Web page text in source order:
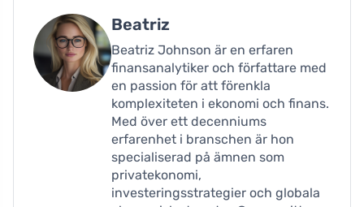
Beatriz
Beatriz Johnson är en erfaren
finansanalytiker och författare med
en passion för att förenkla
komplexiteten i ekonomi och finans.
Med över ett decenniums
erfarenhet i branschen är hon
specialiserad på ämnen som
privatekonomi,
investeringsstrategier och globala